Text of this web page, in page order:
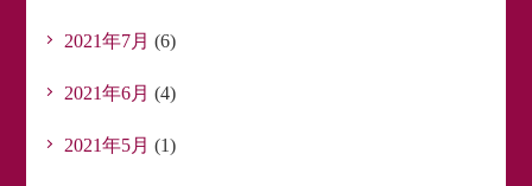
2021年7月 (6)
2021年6月 (4)
2021年5月 (1)